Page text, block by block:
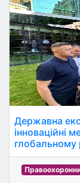
Державна
інноваційні
глобальному